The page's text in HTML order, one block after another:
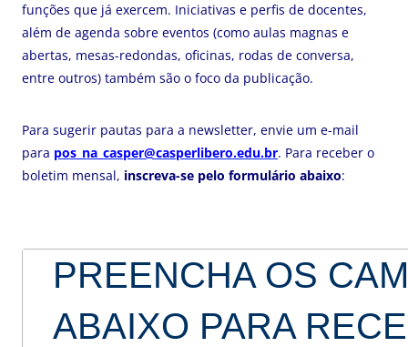
funções que já exercem. Iniciativas e perfis de docentes,
além de agenda sobre eventos (como aulas magnas e
abertas, mesas-redondas, oficinas, rodas de conversa,
entre outros) também são o foco da publicação.
Para sugerir pautas para a newsletter, envie um e-mail
para pos_na_casper@casperlibero.edu.br. Para receber o
boletim mensal, inscreva-se pelo formulário abaixo:
PREENCHA OS
ABAIXO PARA